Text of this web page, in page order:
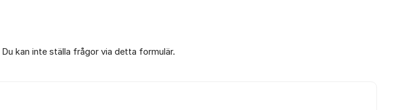
kan inte ställa frågor via detta formulär.